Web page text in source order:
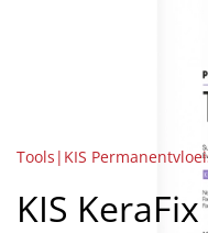
Tools|KIS
KIS